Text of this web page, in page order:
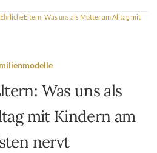
Was uns als Mütter am Alltag mit
Was uns als
mit Kindern am
nervt